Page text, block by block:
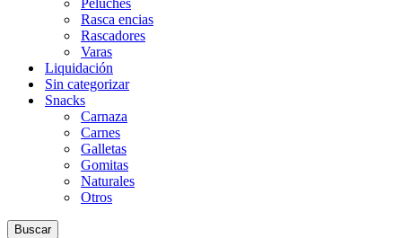
Peluches
Rasca encias
Rascadores
Varas
Liquidación
Sin categorizar
Snacks
Carnaza
Carnes
Galletas
Gomitas
Naturales
Otros
Buscar